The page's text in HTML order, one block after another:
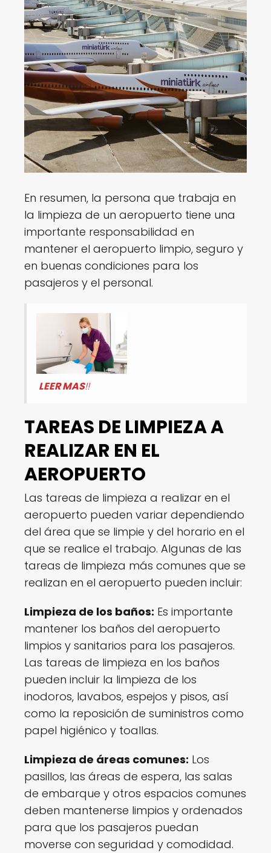
En resumen, la persona que trabaja en
la limpieza de un aeropuerto tiene una
importante responsabilidad en
mantener el aeropuerto limpio, seguro y
en buenas condiciones para los
pasajeros y el personal.
LEER MAS!!
TAREAS DE LIMPIEZA A
REALIZAR EN EL
AEROPUERTO
Las tareas de limpieza a realizar en el
aeropuerto pueden variar dependiendo
del área que se limpie y del horario en el
que se realice el trabajo. Algunas de las
tareas de limpieza más comunes que se
realizan en el aeropuerto pueden incluir:
Limpieza de los baños: Es importante
mantener los baños del aeropuerto
limpios y sanitarios para los pasajeros.
Las tareas de limpieza en los baños
pueden incluir la limpieza de los
inodoros, lavabos, espejos y pisos, así
como la reposición de suministros como
papel higiénico y toallas.
Limpieza de áreas comunes: Los
pasillos, las áreas de espera, las salas
de embarque y otros espacios comunes
deben mantenerse limpios y ordenados
para que los pasajeros puedan
moverse con seguridad y comodidad.